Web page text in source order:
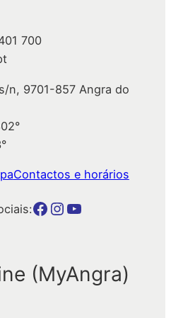
700
n, 9701-857 Angra do
Contactos e horários
Botão para a página da autarquia no Facebook Botão para a página da autarquia no Instagram Botão para a página da autarquia no Youtube
(MyAngra)